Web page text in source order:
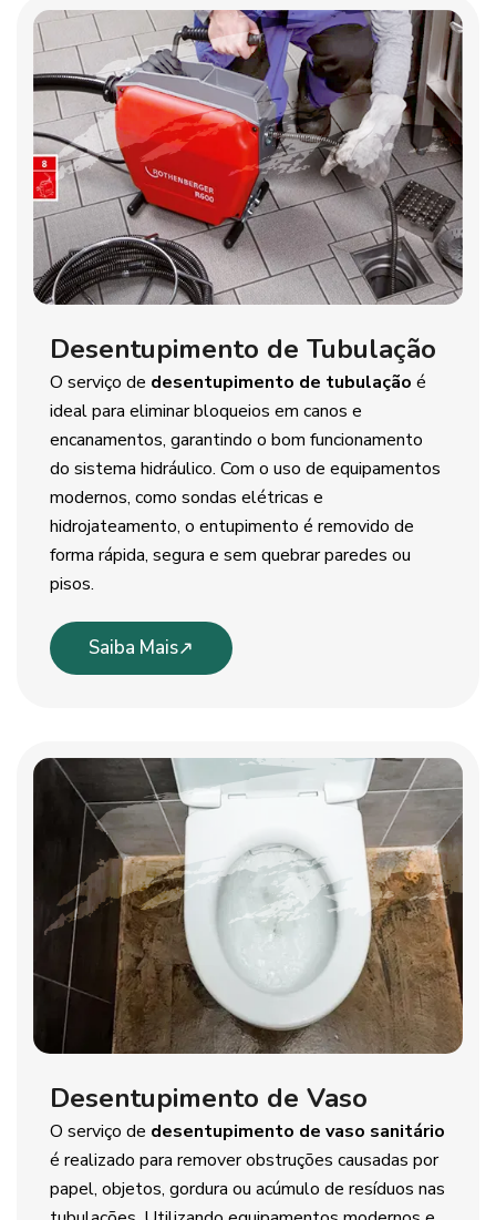
Desentupimento de Tubulação
O serviço de desentupimento de tubulação é
ideal para eliminar bloqueios em canos e
encanamentos, garantindo o bom funcionamento
do sistema hidráulico. Com o uso de equipamentos
modernos, como sondas elétricas e
hidrojateamento, o entupimento é removido de
forma rápida, segura e sem quebrar paredes ou
pisos.
Saiba Mais
Desentupimento de Vaso
O serviço de desentupimento de vaso sanitário
é realizado para remover obstruções causadas por
papel, objetos, gordura ou acúmulo de resíduos nas